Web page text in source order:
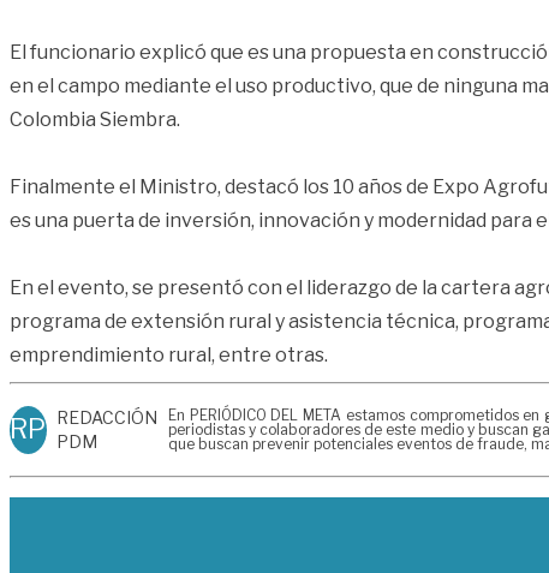
El funcionario explicó que es una propuesta en
en el campo mediante el uso productivo, que de ninguna
Colombia Siembra.
Finalmente el Ministro, destacó los 10 años de Expo
es una puerta de inversión, innovación y modernidad para
En el evento, se presentó con el liderazgo de la cartera
programa de extensión rural y asistencia técnica,
emprendimiento rural, entre otras.
RP REDACCIÓN
PDM
En PERIÓDICO DEL META estamos comprometidos
periodistas y colaboradores de este medio y buscan
que buscan prevenir potenciales eventos de fraude,